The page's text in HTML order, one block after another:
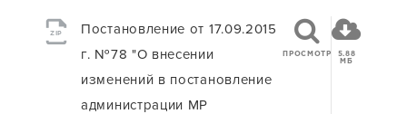
ZIP
Постановление от 17.09.2015
г. №78 "О внесении
изменений в постановление
администрации МР
ПРОСМОТР
5.88
МБ